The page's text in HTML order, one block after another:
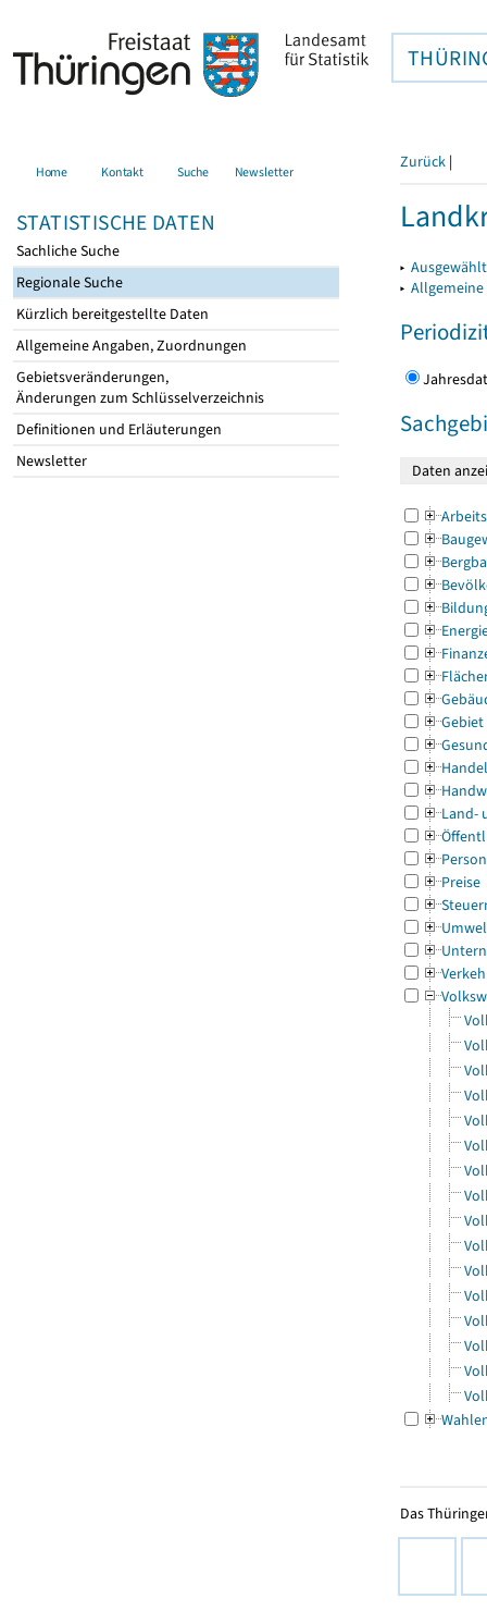
Home Kontakt Suche Newsletter
STATISTISCHE DATEN
Sachliche Suche
Regionale Suche
Kürzlich bereitgestellte Daten
Allgemeine Angaben, Zuordnungen
Gebietsveränderungen,
Änderungen zum Schlüsselverzeichnis
Definitionen und Erläuterungen
Newsletter
Zurück |
▸
▸
Gebiet
Land-
Preise
Das